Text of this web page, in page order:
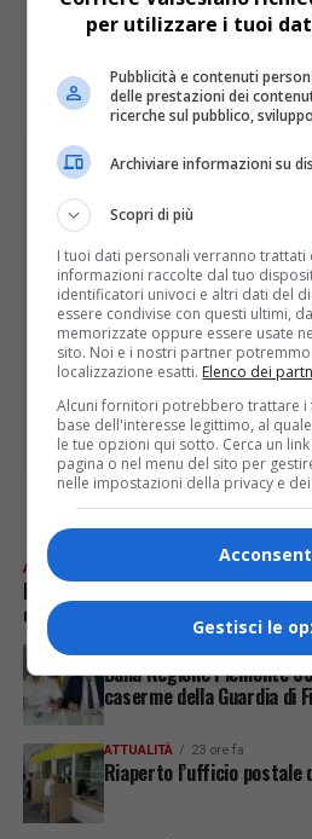
E TU COSA NE
ULTIME
ATTUALITÀ
Finanzieri della Stazione SAGF: da
operazioni di soccorso in montagna
Dalla Regione Piemonte
caserme della Guardia di
ATTUALITÀ 23 ore fa
Riaperto l’ufficio postale
per utilizzare i tuoi
Pubblicità e contenuti
delle prestazioni dei
ricerche sul pubblico,
Archiviare informazioni su
Scopri di più
I tuoi dati personali verranno trattati
informazioni raccolte dal tuo
identificatori univoci e altri dati del
essere condivise con questi ultimi,
memorizzate oppure essere usate
sito. Noi e i nostri partner
localizzazione esatti. Elenco dei
Alcuni fornitori potrebbero trattare i
base dell'interesse legittimo, al
le tue opzioni qui sotto. Cerca un
pagina o nel menu del sito per
nelle impostazioni della privacy e
Gestisci le